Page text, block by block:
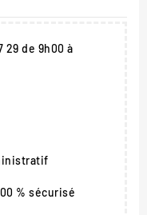
29 de 9h00 à
% sécurisé